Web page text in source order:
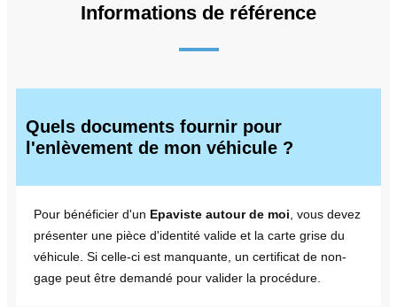
Informations de référence
Quels documents fournir pour
l'enlèvement de mon véhicule ?
Pour bénéficier d'un Epaviste autour de moi , vous devez
présenter une pièce d'identité valide et la carte grise du
véhicule. Si celle-ci est manquante, un certificat de non-
gage peut être demandé pour valider la procédure.